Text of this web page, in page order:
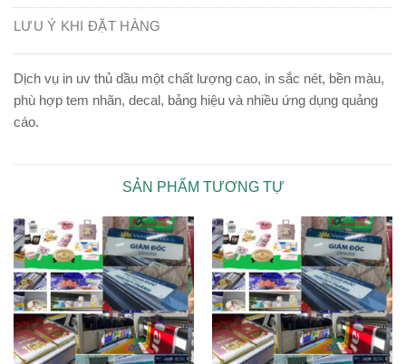
LƯU Ý KHI ĐẶT HÀNG
Dịch vụ in uv thủ dầu một chất lượng cao, in sắc nét, bền màu,
phù hợp tem nhãn, decal, bảng hiệu và nhiều ứng dụng quảng
cáo.
SẢN PHẨM TƯƠNG TỰ